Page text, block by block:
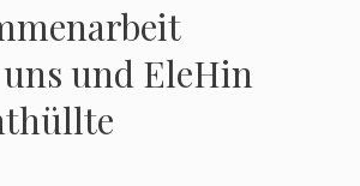
und EleHin